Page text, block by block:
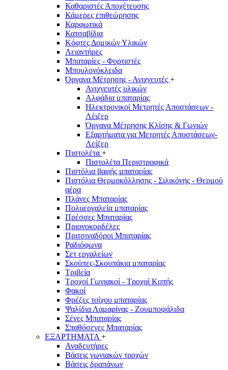
Καθαριστές Αποχέτευσης
Κάμερες επιθεώρησης
Καρφωτικά
Κατσαβίδια
Κόφτες Δομικών Υλικών
Λειαντήρες
Μπαταρίες - Φορτιστές
Μπουλονόκλειδα
Όργανα Μέτρησης - Ανιχνευτές +
Ανιχνευτές υλικών
Αλφάδια μπαταρίας
Ηλεκτρονικοί Μετρητές Αποστάσεων -
Λέιζερ
Όργανα Μέτρησης Κλίσης & Γωνιών
Εξαρτήματα για Μετρητές Αποστάσεων-
Λείζερ
Πιστολέτα +
Πιστολέτα Περιστροφικά
Πιστόλια βαφής μπαταρίας
Πιστόλια Θερμοκόλλησης - Σιλικόνης - Θερμού
αέρα
Πλάνες Μπαταρίας
Πολυεργαλεία μπαταρίας
Πρέσσες Μπαταρίας
Πριονοκορδέλες
Πριτσιναδόροι Μπαταρίας
Ραδιόφωνα
Σετ εργαλείων
Σκούπες-Σκουπάκια μπαταρίας
Τριβεία
Τροχοί Γωνιακοί - Τροχοί Κοπής
Φακοί
Φρέζες τοίχου μπαταρίας
Ψαλίδια Λαμαρίνας - Ζουμποψάλιδα
Σέγες Μπαταρίας
Σπαθόσεγες Μπαταρίας
ΕΞΑΡΤΗΜΑΤΑ +
Αναδευτήρες
Βάσεις γωνιακών τροχών
Βάσεις δραπάνων